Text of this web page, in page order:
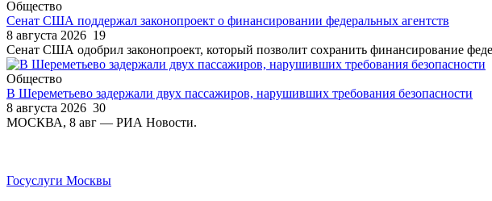
Общество
Сенат США поддержал законопроект о финансировании федеральных агентств
8 августа 2026 19
Сенат США одобрил законопроект, который позволит сохранить финансирование
Общество
В Шереметьево задержали двух пассажиров, нарушивших требования безопасности
8 августа 2026 30
МОСКВА, 8 авг — РИА Новости.
Госуслуги Москвы